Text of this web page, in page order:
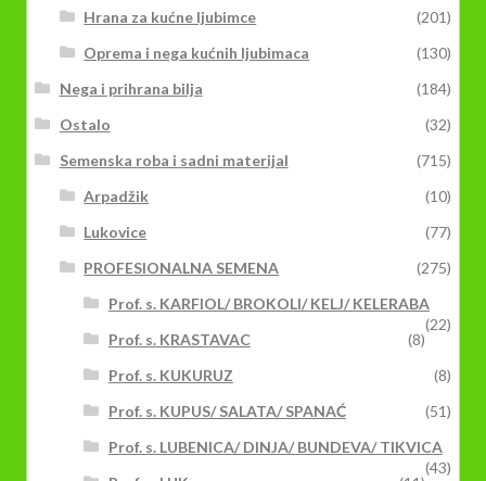
Hrana za kućne ljubimce
(201)
Oprema i nega kućnih ljubimaca
(130)
Nega i prihrana bilja
(184)
Ostalo
(32)
Semenska roba i sadni materijal
(715)
Arpadžik
(10)
Lukovice
(77)
PROFESIONALNA SEMENA
(275)
Prof. s. KARFIOL/ BROKOLI/ KELJ/ KELERABA
(22)
Prof. s. KRASTAVAC
(8)
Prof. s. KUKURUZ
(8)
Prof. s. KUPUS/ SALATA/ SPANAĆ
(51)
Prof. s. LUBENICA/ DINJA/ BUNDEVA/ TIKVICA
(43)